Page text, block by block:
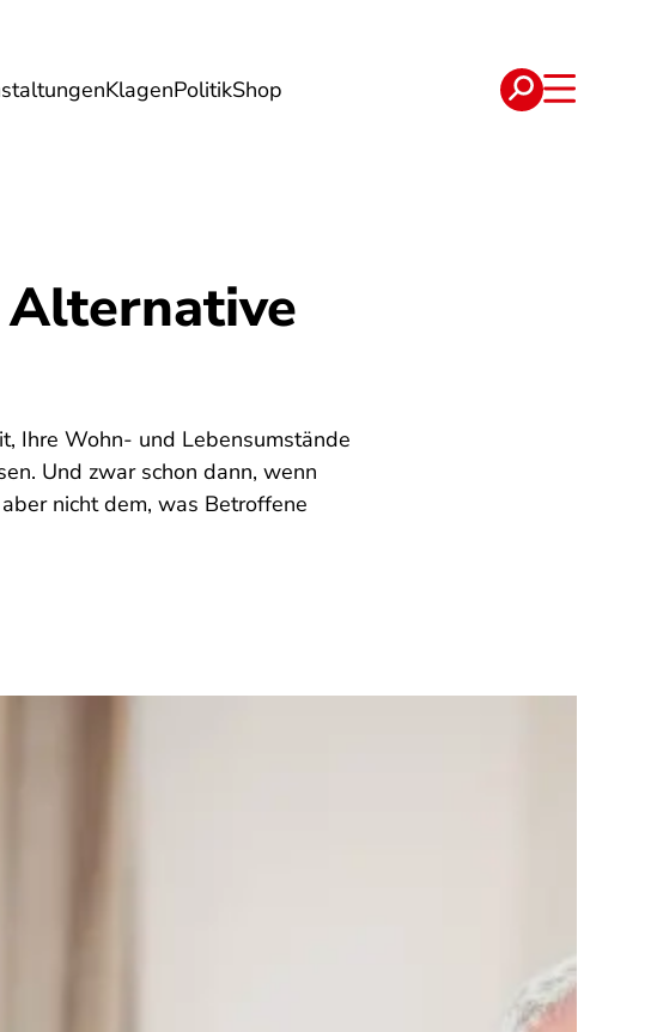
KlagenPolitikShop
Reise Verträge
Ihre Wohn- und Lebensumstände
Und zwar schon dann, wenn
nicht dem, was Betroffene